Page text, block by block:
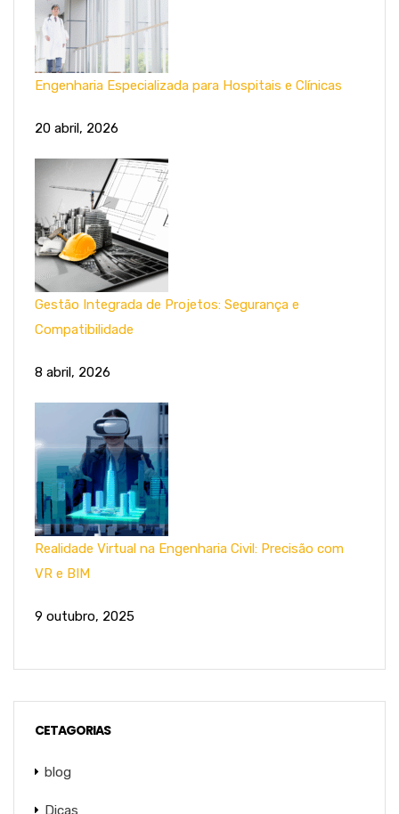
Engenharia Especializada para Hospitais e Clínicas
20 abril, 2026
Gestão Integrada de Projetos: Segurança e
Compatibilidade
8 abril, 2026
Realidade Virtual na Engenharia Civil: Precisão com
VR e BIM
9 outubro, 2025
CETAGORIAS
blog
Dicas